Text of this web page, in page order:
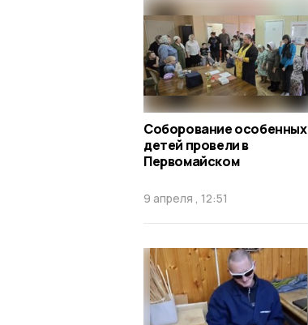
Соборование особенных
детей провели в
Первомайском
9 апреля , 12:51